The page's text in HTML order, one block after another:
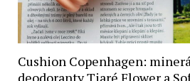
Cushion Copenhagen:
deodoranty Tiaré Flower a